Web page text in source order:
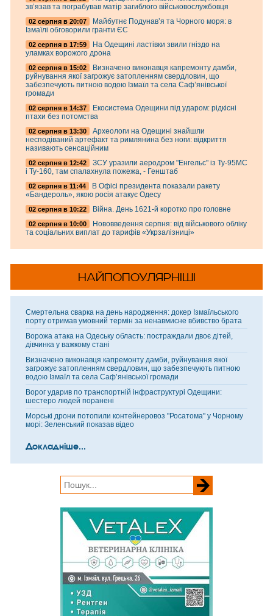
зв’язав та пограбував матір загиблого військовослужбовця
02 серпня в 20:07
Майбутнє Подунав’я та Чорного моря: в
Ізмаїлі обговорили гранти ЄС
02 серпня в 17:59
На Одещині ластівки звили гніздо на
уламках ворожого дрона
02 серпня в 15:02
Визначено виконавця капремонту дамби,
руйнування якої загрожує затопленням свердловин, що
забезпечують питною водою Ізмаїл та села Саф’янівської
громади
02 серпня в 14:37
Екосистема Одещини під ударом: рідкісні
птахи без потомства
02 серпня в 13:30
Археологи на Одещині знайшли
несподіваний артефакт та римлянина без ноги: відкриття
називають сенсаційним
02 серпня в 12:42
ЗСУ уразили аеродром "Енгельс" із Ту-95МС
і Ту-160, там спалахнула пожежа, - Генштаб
02 серпня в 11:44
В Офісі президента показали ракету
«Бандероль», якою росія атакує Одесу
02 серпня в 10:22 Війна. День 1621-й коротко про головне
02 серпня в 10:00
Нововведення серпня: від військового обліку
та соціальних виплат до тарифів «Укрзалізниці»
НАЙПОПОУЛЯРНІШІ
Смертельна сварка на день народження: докер Ізмаїльського
порту отримав умовний термін за ненавмисне вбивство брата
Ворожа атака на Одеську область: постраждали двоє дітей,
дівчинка у важкому стані
Визначено виконавця капремонту дамби, руйнування якої
загрожує затопленням свердловин, що забезпечують питною
водою Ізмаїл та села Саф’янівської громади
Ворог ударив по транспортній інфраструктурі Одещини:
шестеро людей поранені
Морські дрони потопили контейнеровоз "Росатома" у Чорному
морі: Зеленський показав відео
Докладніше...